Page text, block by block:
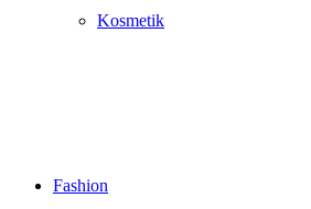
Kosmetik
Fashion